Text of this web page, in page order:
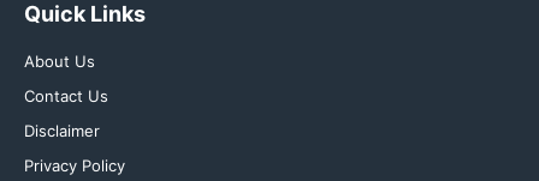
Quick Links
About Us
Contact Us
Disclaimer
Privacy Policy